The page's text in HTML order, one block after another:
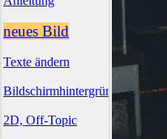
neues Bild
Texte ändern
Bildschirmhintergründe
2D, Off-Topic